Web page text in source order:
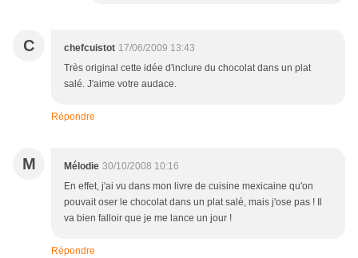
C chefcuistot 17/06/2009 13:43
Très original cette idée d'inclure du chocolat dans un plat
salé. J'aime votre audace.
Répondre
M Mélodie 30/10/2008 10:16
En effet, j'ai vu dans mon livre de cuisine mexicaine qu'on
pouvait oser le chocolat dans un plat salé, mais j'ose pas ! Il
va bien falloir que je me lance un jour !
Répondre